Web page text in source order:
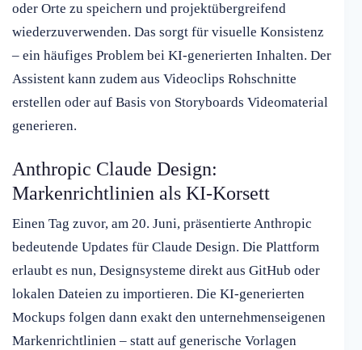
oder Orte zu speichern und projektübergreifend
wiederzuverwenden. Das sorgt für visuelle Konsistenz
– ein häufiges Problem bei KI-generierten Inhalten. Der
Assistent kann zudem aus Videoclips Rohschnitte
erstellen oder auf Basis von Storyboards Videomaterial
generieren.
Anthropic Claude Design:
Markenrichtlinien als KI-Korsett
Einen Tag zuvor, am 20. Juni, präsentierte Anthropic
bedeutende Updates für Claude Design. Die Plattform
erlaubt es nun, Designsysteme direkt aus GitHub oder
lokalen Dateien zu importieren. Die KI-generierten
Mockups folgen dann exakt den unternehmenseigenen
Markenrichtlinien – statt auf generische Vorlagen